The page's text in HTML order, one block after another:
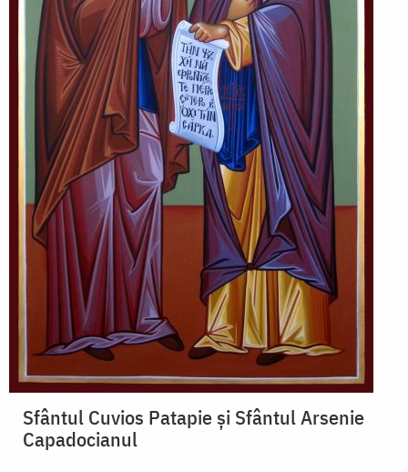
Sfântul Cuvios Patapie și Sfântul Arsenie
Capadocianul